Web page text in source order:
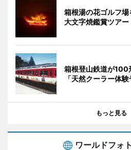
箱根湯の花ゴルフ
大文字焼鑑賞ツアー
箱根登山鉄道が100
「天然クーラー体
もっと見る
ワールドフォ